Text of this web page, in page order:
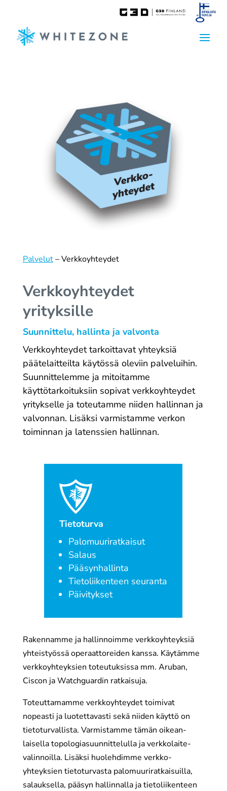
Palvelut– Verkko­yhteydet
Verkko­yhteydet
yrityksille
Suunnittelu, hallinta ja valvonta
Verkkoyhteydet tarkoittavat yhteyksiä
päätelaitteilta käytössä oleviin palveluihin.
Suunnittelemme ja mitoitamme
käyttötarkoituksiin sopivat verkkoyhteydet
yritykselle ja toteutamme niiden hallinnan ja
valvonnan. Lisäksi varmistamme verkon
toiminnan ja latenssien hallinnan.
Rakennamme ja hallinnoimme verkko­yhteyksiä
yhteis­työssä operaattoreiden kanssa. Käytämme
verkko­yhteyksien toteutuksissa mm. Aruban,
Ciscon ja Watchguardin ratkaisuja.
Toteuttamamme verkko­yhteydet toimivat
nopeasti ja luotettavasti sekä niiden käyttö on
tieto­turvallista. Varmistamme tämän oikean­
laisella topologia­suunnittelulla ja verkko­laite­
valinnoilla. Lisäksi huolehdimme verkko­
yhteyksien tieto­turvasta palo­muuri­ratkaisuilla,
salauksella, pääsyn hallinnalla ja tieto­liikenteen
Tietoturva
Palomuuriratkaisut
Salaus
Pääsynhallinta
Tietoliikenteen seuranta
Päivitykset